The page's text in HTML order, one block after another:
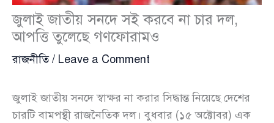
জুলাই জাতীয় সনদে সই করবে না চার দল,
আপত্তি তুলেছে গণফোরামও
রাজনীতি/ Leave a Comment
জুলাই জাতীয় সনদে স্বাক্ষর না করার সিদ্ধান্ত নিয়েছে দেশের
চারটি বামপন্থী রাজনৈতিক দল। বুধবার (১৫ অক্টোবর) এক